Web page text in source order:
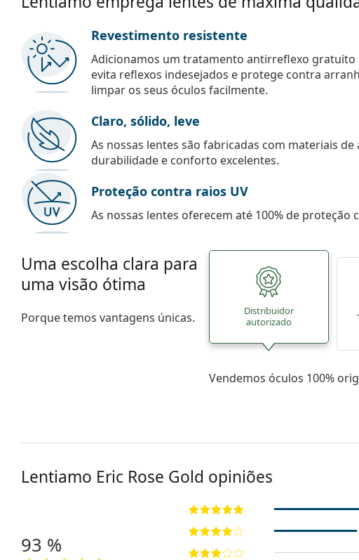
Revestimento resistente
Adicionamos um tratamento antirreflexo gratuito
evita reflexos indesejados e protege contra
limpar os seus óculos facilmente.
Claro, sólido, leve
As nossas lentes são fabricadas com materiais
durabilidade e conforto excelentes.
Proteção contra raios UV
As nossas lentes oferecem até 100% de
Uma escolha clara para
uma visão ótima
Porque temos vantagens únicas.
Distribuidor
autorizado
Vendemos óculos 100%
Lentiamo Eric Rose Gold opiniões
93 %